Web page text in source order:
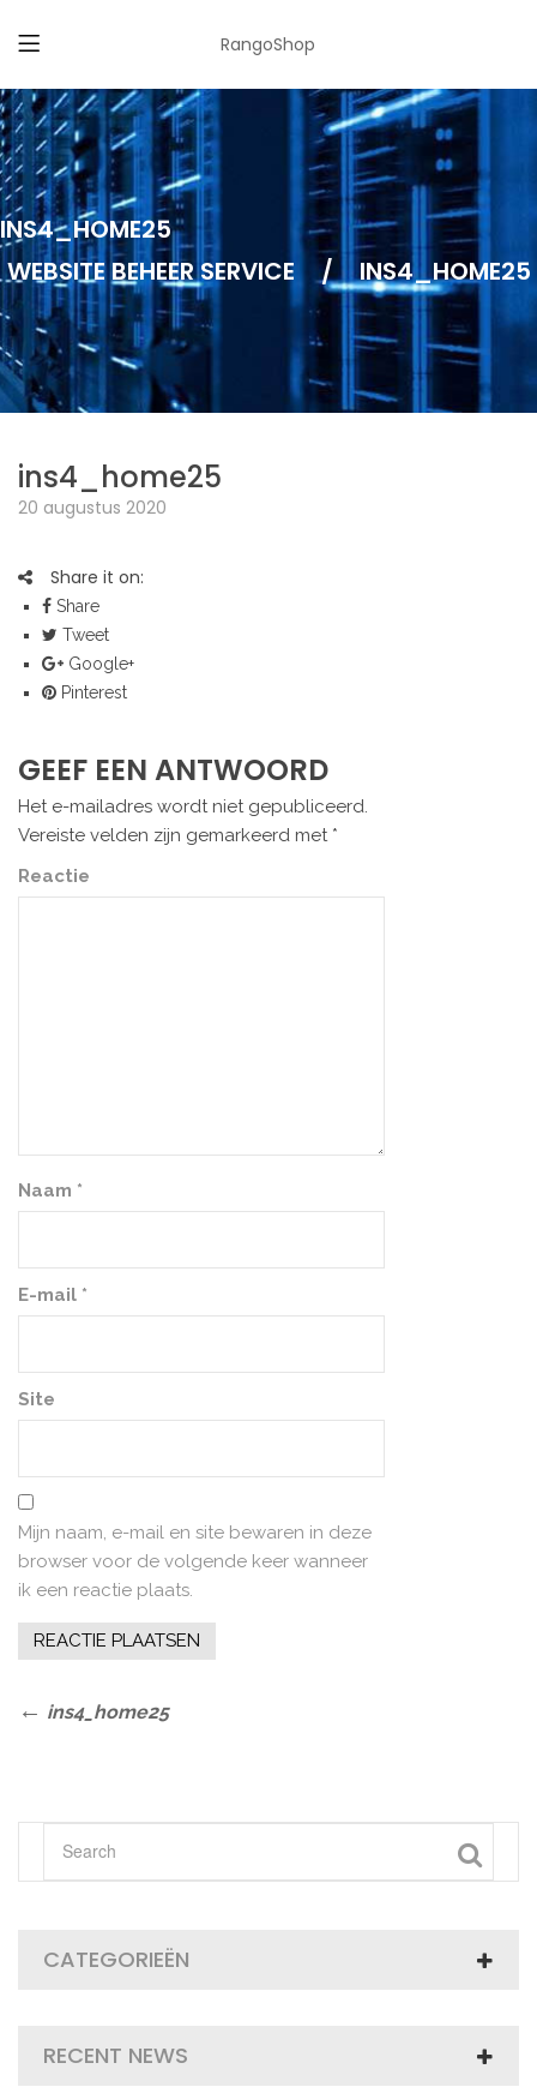
RangoShop
INS4_HOME25
WEBSITE BEHEER SERVICE
/ INS4_HOME25
ins4_home25
20 augustus 2020
Share it on:
Share
Tweet
Google+
Pinterest
GEEF EEN ANTWOORD
Het e-mailadres wordt niet gepubliceerd.
Vereiste velden zijn gemarkeerd met *
Reactie
Naam *
E-mail *
Site
Mijn naam, e-mail en site bewaren in deze
browser voor de volgende keer wanneer
ik een reactie plaats.
Bericht
Previous
ins4_home25
CATEGORIEËN
RECENT NEWS